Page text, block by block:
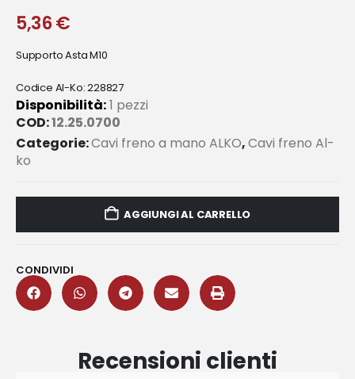
5,36€
Supporto Asta M10
Codice Al-Ko: 228827
Disponibilità:1 pezzi
COD:12.25.0700
Categorie:Cavi freno a mano ALKO,Cavi freno Al-
ko
AGGIUNGI AL CARRELLO
CONDIVIDI
Recensioni clienti